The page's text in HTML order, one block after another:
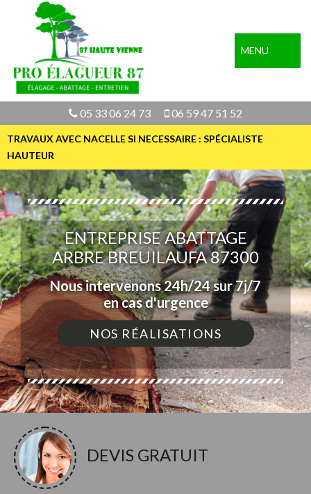
MENU
05 33 06 24 73 06 59 47 51 52
TRAVAUX AVEC NACELLE SI NECESSAIRE : SPÉCIALISTE
HAUTEUR
ENTREPRISE ABATTAGE
ARBRE BREUILAUFA 87300
Nous intervenons 24h/24 sur 7j/7
en cas d'urgence
NOS RÉALISATIONS
DEVIS GRATUIT